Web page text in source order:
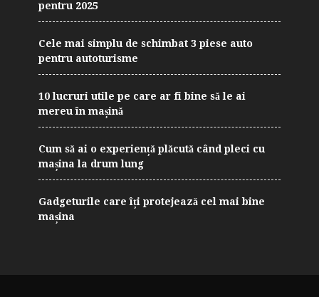
pentru 2025
Cele mai simplu de schimbat 3 piese auto
pentru autoturisme
10 lucruri utile pe care ar fi bine să le ai
mereu în mașină
Cum să ai o experiență plăcută când pleci cu
mașina la drum lung
Gadgeturile care îți protejează cel mai bine
mașina